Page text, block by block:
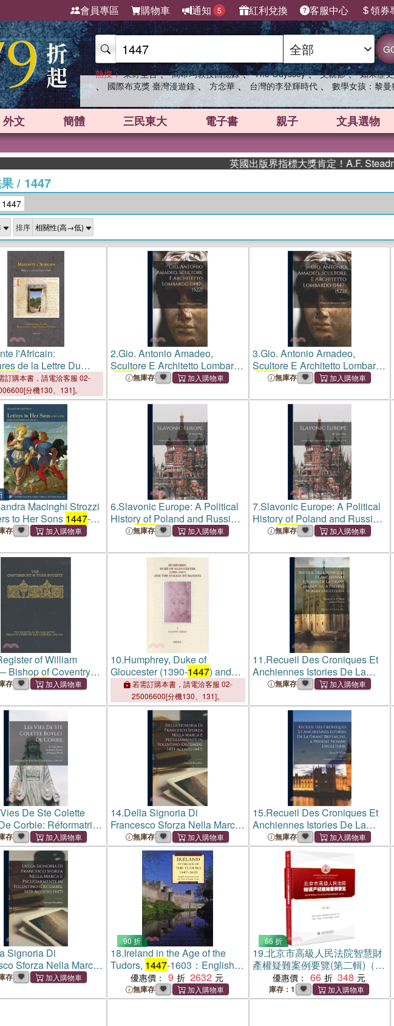
會員專區 購物車 通知 5 紅利兌換 客服中心 領券
熱搜： 東野圭吾 、 高希均教授回憶錄 、 The Odyssey 、 父親節 、 如果歷
、 國際布克獎 臺灣漫遊錄 、 方念華 、 台灣的李登輝時代 、 數學女孩：黎曼
外文 簡體 三民東大 電子書 親子 文具選物
英國出版界指標大獎肯定！A.F. Steadman 獲
/ 1447
排序
l'Africain:
de la Lettre Du
)
訂購本書，請電洽客服 02-
分機130、131]。
2.Gio. Antonio Amadeo,
Scultore E Architetto Lombardo
1447-1522)
無庫存
3.Gio. Antonio Amadeo,
Scultore E Architetto Lombardo
1447-1522)
無庫存
Macinghi Strozzi
to Her Sons 1447-
存
6.Slavonic Europe: A Political
History of Poland and Russia
From1447to 1796
無庫存
7.Slavonic Europe: A Political
History of Poland and Russia
From1447to 1796
無庫存
of William
Bishop of Coventry
1447-1452
存
10.Humphrey, Duke of
Gloucester (1390-1447) and
the Italian Humanists
若需訂購本書，請電洽客服 02-
25006600[分機130、131]。
11.Recueil Des Croniques Et
Anchiennes Istories De La
Grant Bretaigne, A Present
1447To A.d. 1471...
無庫存
De Ste Colette
Corbie: Réformatrice
Mineurs Et Des
(1381-1447)
存
14.Della Signoria Di
Francesco Sforza Nella Marca
E Peculiarmente in Tolentino
(Decembre 1433-Agosto1447)
無庫存
15.Recueil Des Croniques Et
Anchiennes Istories De La
Grant Bretaigne, a Present
Nomme Engleterre: From A.D.
1431 to A.D.
1447
無庫存
Signoria Di
Sforza Nella Marca
in Tolentino
存
90 折
18.Ireland in the Age of the
Tudors, 1447-1603：English
Expansion and the End of
Gaelic Rule
優惠價： 9 2632
無庫存
66 折
19.北京市高級人民法院智慧財
產權疑難案例要覽(第二輯)（簡
體書）優惠價： 66 348
庫存：1